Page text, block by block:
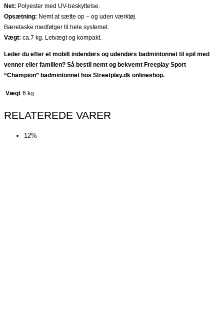
Net: Polyester med UV-beskyttelse.
Opsætning: Nemt at sætte op – og uden værktøj.
Bæretaske medfølger til hele systemet.
Vægt: ca.7 kg. Letvægt og kompakt.
Leder du efter et mobilt indendørs og udendørs badmintonnet til spil med
venner eller familien? Så bestil nemt og bekvemt Freeplay Sport
“Champion” badmintonnet hos Streetplay.dk onlineshop.
Vægt 6 kg
RELATEREDE VARER
12%